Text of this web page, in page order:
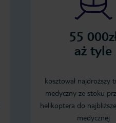
55
aż tyle
kosztował najdroższy
medyczny ze stoku
helikoptera do
medycznej